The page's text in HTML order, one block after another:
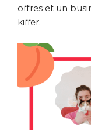
offres et un
kiffer.